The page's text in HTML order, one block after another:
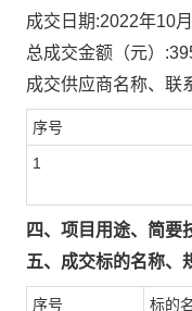
成交日期:2022年10
总成交金额（元）:
成交供应商名称、联
序号
1
四、项目用途、简要
五、成交标的名称、
序号 标的